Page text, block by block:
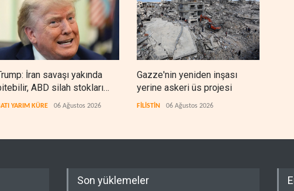
İran savaşı yakında
ABD silah stokları
YARIM KÜRE 06 Ağustos 2026
Gazze'nin yeniden inşası
yerine askeri üs projesi
FİLİSTİN 06 Ağustos 2026
Son yüklemeler